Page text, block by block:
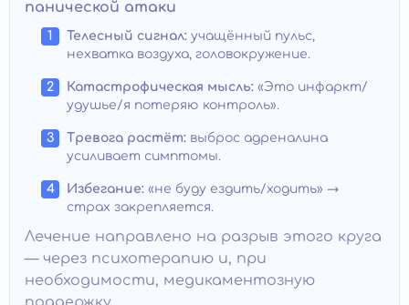
панической атаки
Телесный сигнал: учащённый пульс,
нехватка воздуха, головокружение.
Катастрофическая мысль: «Это инфаркт/
удушье/я потеряю контроль».
Тревога растёт: выброс адреналина
усиливает симптомы.
Избегание: «не буду ездить/ходить» →
страх закрепляется.
Лечение направлено на разрыв этого круга
— через психотерапию и, при
необходимости, медикаментозную